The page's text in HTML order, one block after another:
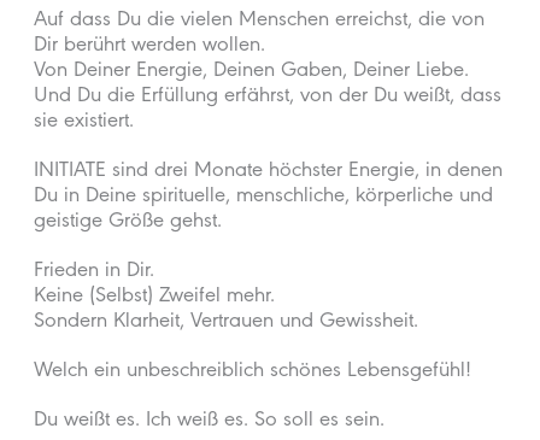
Auf dass Du die vielen Menschen erreichst, die von
Dir berührt werden wollen.
Von Deiner Energie, Deinen Gaben, Deiner Liebe.
Und Du die Erfüllung erfährst, von der Du weißt, dass
sie existiert.
INITIATE sind drei Monate höchster Energie, in denen
Du in Deine spirituelle, menschliche, körperliche und
geistige Größe gehst.
Frieden in Dir.
Keine (Selbst) Zweifel mehr.
Sondern Klarheit, Vertrauen und Gewissheit.
Welch ein unbeschreiblich schönes Lebensgefühl!
Du weißt es. Ich weiß es. So soll es sein.